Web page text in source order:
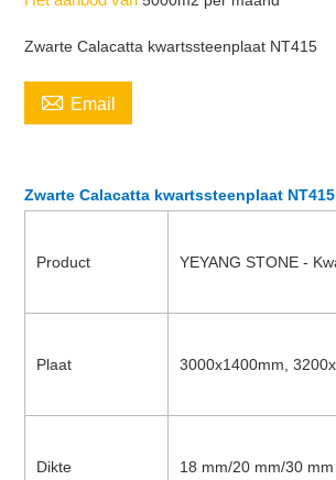
Zwarte Calacatta kwartssteenplaat NT415
 Email
Zwarte Calacatta kwartssteenplaat NT415
Product YEYANG STONE -
Plaat 3000x1400mm,
Dikte 18 mm/20 mm/30 mm